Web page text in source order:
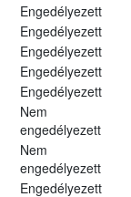
Engedélyezett
Engedélyezett
Engedélyezett
Engedélyezett
Engedélyezett
Nem
engedélyezett
Nem
engedélyezett
Engedélyezett